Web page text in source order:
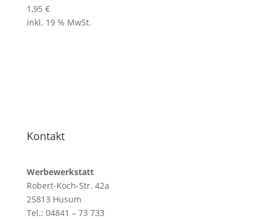
1,95 €
inkl. 19 % MwSt.
Kontakt
Werbewerkstatt
Robert-Koch-Str. 42a
25813 Husum
Tel.: 04841 – 73 733